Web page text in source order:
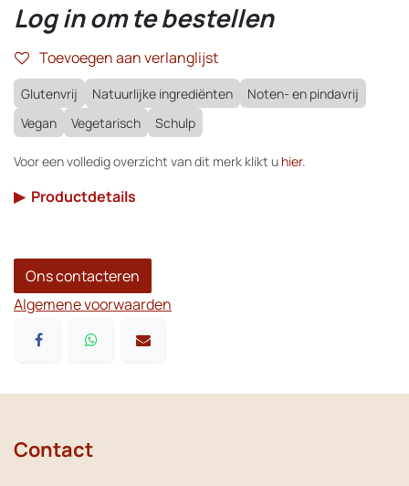
Log in om te bestellen
Toevoegen aan verlanglijst
Glutenvrij Natuurlijke ingrediënten
Noten- en pindavrij
Vegan
Vegetarisch Schulp
Voor een volledig overzicht van dit merk klikt u hier.
▶ Productdetails
Ons contacteren
Algemene voorwaarden
Contact